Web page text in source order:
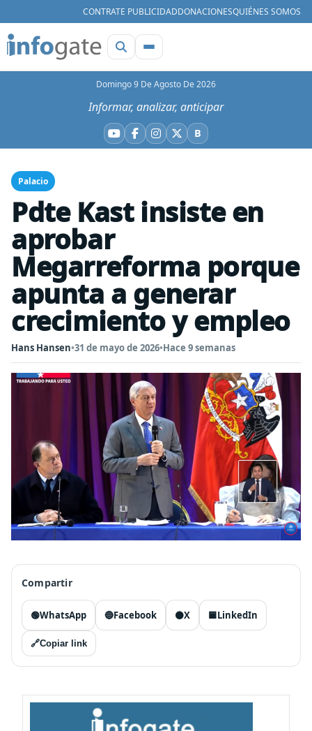
CONTRATE PUBLICIDADDONACIONESQUIÉNES SOMOS
Domingo 9 De Agosto De 2026
Informar, analizar, anticipar
YouTube
Facebook
Instagram
X BBluesky
Palacio
Pdte Kast insiste en
aprobar
Megarreforma porque
apunta a generar
crecimiento y empleo
Hans Hansen•31 de mayo de 2026•Hace 9 semanas
Compartir
🟢WhatsApp 🔵Facebook ⚫X 🟦LinkedIn
🔗Copiar link